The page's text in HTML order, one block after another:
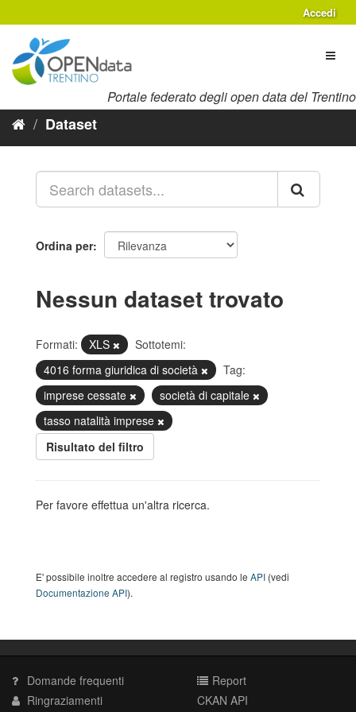
al
contenuto
Accedi
Portale federato degli open data del Trentino
Dataset
Ordina per
Nessun dataset trovato
Formati: XLS
Sottotemi:
4016 forma giuridica di società
Tag:
imprese cessate
società di capitale
tasso natalità imprese
Risultato del filtro
Per favore effettua un'altra ricerca.
E' possibile inoltre accedere al registro usando le API (vedi
Documentazione API).
Domande frequenti
Ringraziamenti
Report
CKAN API